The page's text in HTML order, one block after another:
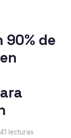
de
lecturas